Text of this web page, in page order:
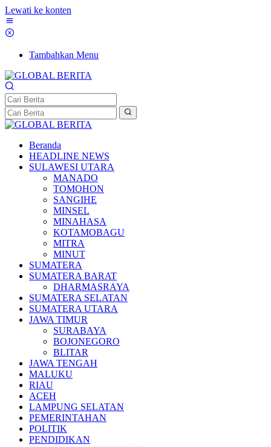
Lewati ke konten
Tambahkan Menu
Beranda
HEADLINE NEWS
SULAWESI UTARA
MANADO
TOMOHON
SANGIHE
MINSEL
MINAHASA
KOTAMOBAGU
MITRA
MINUT
SUMATERA
SUMATERA BARAT
DHARMASRAYA
SUMATERA SELATAN
SUMATERA UTARA
JAWA TIMUR
SURABAYA
BOJONEGORO
BLITAR
JAWA TENGAH
MALUKU
RIAU
ACEH
LAMPUNG SELATAN
PEMERINTAHAN
POLITIK
PENDIDIKAN